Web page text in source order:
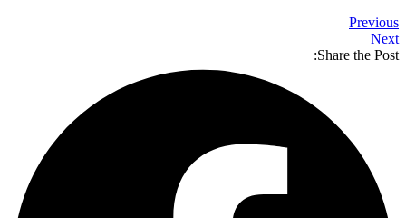
Previous
Next
Share the Post: